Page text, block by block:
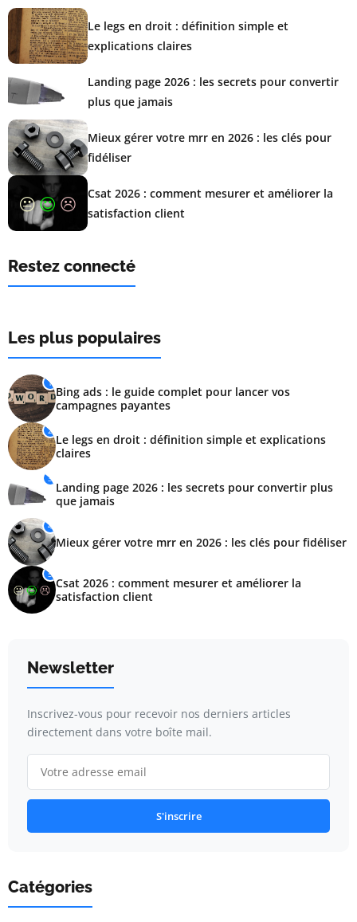
Le legs en droit : définition simple et
explications claires
Landing page 2026 : les secrets pour convertir
plus que jamais
Mieux gérer votre mrr en 2026 : les clés pour
fidéliser
Csat 2026 : comment mesurer et améliorer la
satisfaction client
Restez connecté
Les plus populaires
1
Bing ads : le guide complet pour lancer vos
campagnes payantes
2
Le legs en droit : définition simple et explications
claires
3
Landing page 2026 : les secrets pour convertir plus
que jamais
4
Mieux gérer votre mrr en 2026 : les clés pour fidéliser
5
Csat 2026 : comment mesurer et améliorer la
satisfaction client
Newsletter
Inscrivez-vous pour recevoir nos derniers articles
directement dans votre boîte mail.
S'inscrire
Catégories